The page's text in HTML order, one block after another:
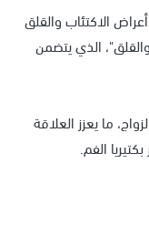
الاكتئاب والقلق
الذي يتضمن
فقط من الزواج، ما يعزز العلاقة
الفم.